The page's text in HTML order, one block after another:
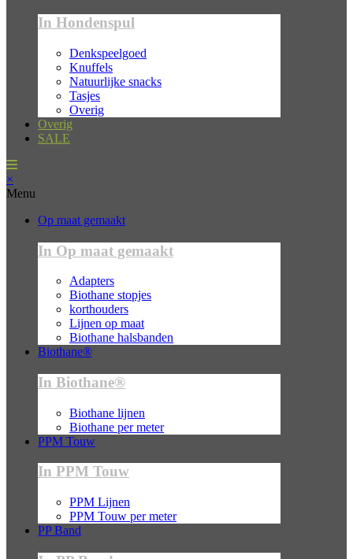
In Hondenspul
Denkspeelgoed
Knuffels
Natuurlijke snacks
Tasjes
Overig
Overig
SALE
×
Menu
Op maat gemaakt
In Op maat gemaakt
Adapters
Biothane stopjes
korthouders
Lijnen op maat
Biothane halsbanden
Biothane®
In Biothane®
Biothane lijnen
Biothane per meter
PPM Touw
In PPM Touw
PPM Lijnen
PPM Touw per meter
PP Band